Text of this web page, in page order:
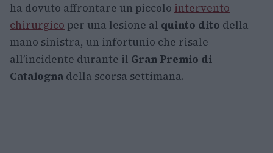
ha dovuto affrontare un piccolo intervento
chirurgico per una lesione al quinto dito della
mano sinistra, un infortunio che risale
all’incidente durante il Gran Premio di
Catalogna della scorsa settimana.